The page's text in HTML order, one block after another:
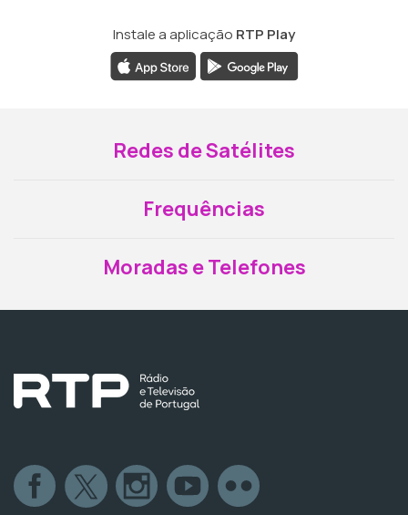
Instale a aplicação RTP Play
Redes de Satélites
Frequências
Moradas e Telefones